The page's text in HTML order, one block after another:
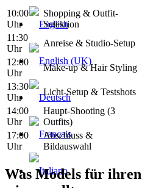
10:00
Uhr
Shopping & Outfit-
Selektion
11:30
Uhr
Anreise & Studio-Setup
12:00
Uhr
Make-up & Hair Styling
13:30
Uhr
Licht-Setup & Testshots
14:00
Uhr
Haupt-Shooting (3
Outfits)
17:00
Uhr
Abschluss &
Bildauswahl
Was Models für